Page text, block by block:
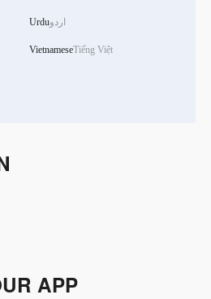
Urduاردو
VietnameseTiếng Việt
APP